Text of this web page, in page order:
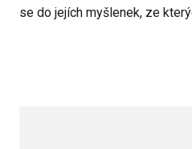
se do jejích myšlenek, ze